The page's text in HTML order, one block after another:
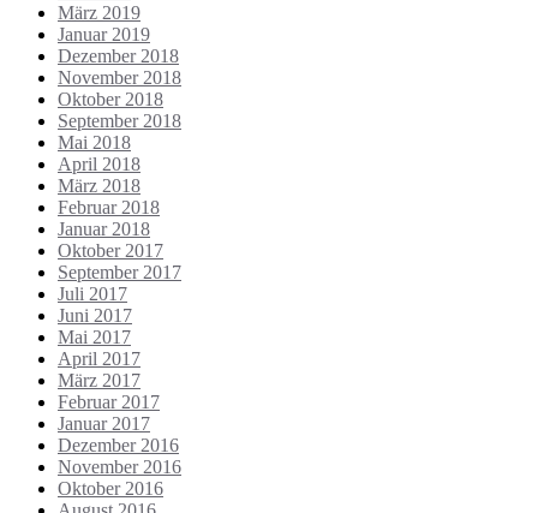
März 2019
Januar 2019
Dezember 2018
November 2018
Oktober 2018
September 2018
Mai 2018
April 2018
März 2018
Februar 2018
Januar 2018
Oktober 2017
September 2017
Juli 2017
Juni 2017
Mai 2017
April 2017
März 2017
Februar 2017
Januar 2017
Dezember 2016
November 2016
Oktober 2016